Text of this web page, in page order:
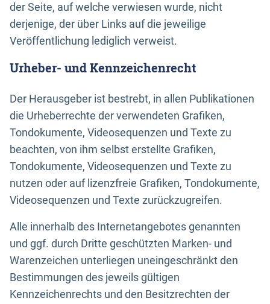
der Seite, auf welche verwiesen wurde, nicht
derjenige, der über Links auf die jeweilige
Veröffentlichung lediglich verweist.
Urheber- und Kennzeichenrecht
Der Herausgeber ist bestrebt, in allen Publikationen
die Urheberrechte der verwendeten Grafiken,
Tondokumente, Videosequenzen und Texte zu
beachten, von ihm selbst erstellte Grafiken,
Tondokumente, Videosequenzen und Texte zu
nutzen oder auf lizenzfreie Grafiken, Tondokumente,
Videosequenzen und Texte zurückzugreifen.
Alle innerhalb des Internetangebotes genannten
und ggf. durch Dritte geschützten Marken- und
Warenzeichen unterliegen uneingeschränkt den
Bestimmungen des jeweils gültigen
Kennzeichenrechts und den Besitzrechten der